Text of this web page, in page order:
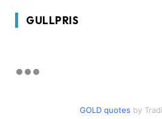
GULLPRIS
GOLD quotes by